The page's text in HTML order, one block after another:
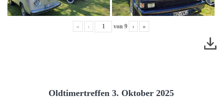
« ‹ von 9 › »
Oldtimertreffen 3. Oktober 2025